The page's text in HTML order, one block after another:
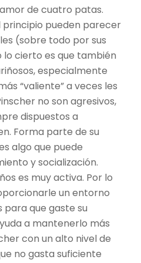
de cuatro patas.
principio pueden parecer
(sobre todo por sus
lo cierto es que también
especialmente
“valiente” a veces les
no son agresivos,
dispuestos a
Forma parte de su
algo que puede
y socialización.
es muy activa. Por lo
un entorno
que gaste su
a mantenerlo más
con un alto nivel de
no gasta suficiente